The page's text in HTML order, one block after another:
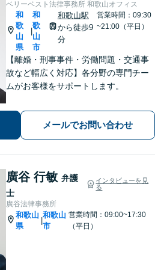
ベリーベスト法律事務所 和歌山オフィス
和
歌
山
県
和
歌
山
市
和歌山駅
から徒歩9
分
営業時間：09:30
~21:00（平日）
【離婚・刑事事件・労働問題・交通事
故など幅広く対応】各分野の専門チー
ムがお客様をサポートします。
メールでお問い合わせ
廣谷 行敏 弁護
士
インタビューを見
る
廣谷法律事務所
和歌山
県
|
和歌山
市
営業時間：09:00~17:30
（平日）